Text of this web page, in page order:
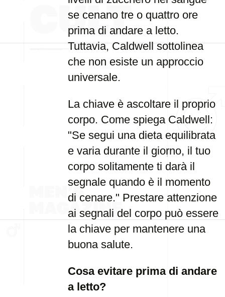
se cenano tre o quattro ore
prima di andare a letto.
Tuttavia, Caldwell sottolinea
che non esiste un approccio
universale.
La chiave è ascoltare il proprio
corpo. Come spiega Caldwell:
"Se segui una dieta equilibrata
e varia durante il giorno, il tuo
corpo solitamente ti darà il
segnale quando è il momento
di cenare." Prestare attenzione
ai segnali del corpo può essere
la chiave per mantenere una
buona salute.
Cosa evitare prima di andare
a letto?